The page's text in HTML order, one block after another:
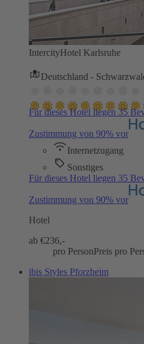
IntercityHotel Karlsruhe
Deutschland -
Für dieses Hotel liegen 35
Zustimmung von 90% vor
Internetzugang
Sonstiges
Für dieses Hotel liegen 35
Zustimmung von 90% vor
Hotel
ab €236,-
pro PersonPreis pro
ibis Styles Pforzheim